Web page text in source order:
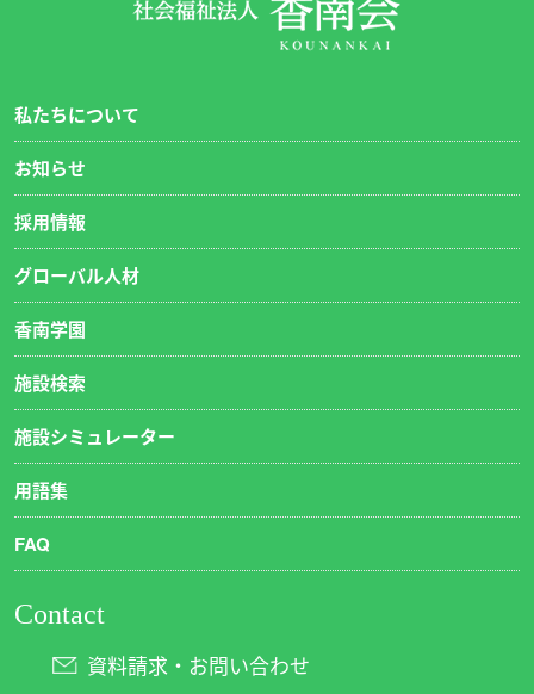
私たちについて
お知らせ
採用情報
グローバル人材
香南学園
施設検索
施設シミュレーター
用語集
FAQ
Contact
資料請求・お問い合わせ